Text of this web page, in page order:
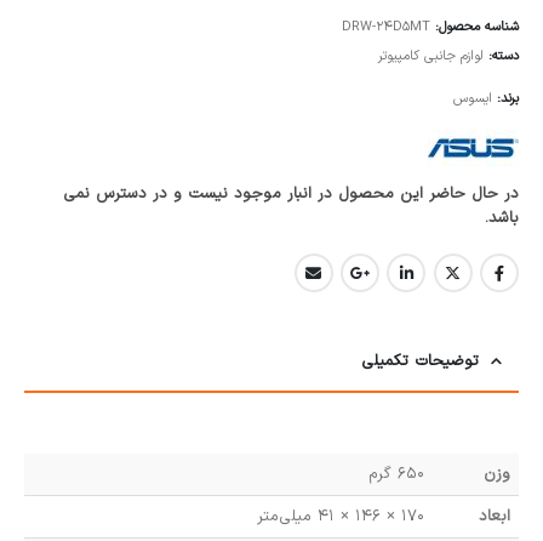
شناسه محصول: DRW-24D5MT
دسته: لوازم جانبی کامپیوتر
برند: ایسوس
در حال حاضر این محصول در انبار موجود نیست و در دسترس نمی
باشد.
توضیحات تکمیلی
وزن
650 گرم
ابعاد
170 × 146 × 41 میلی‌متر